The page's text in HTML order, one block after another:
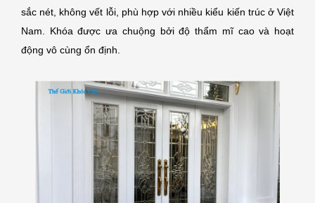
sắc nét, không vết lỗi, phù hợp với nhiều kiểu kiến trúc ở Việt
Nam. Khóa được ưa chuộng bởi độ thẩm mĩ cao và hoạt
động vô cùng ổn định.